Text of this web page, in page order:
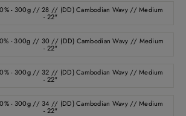
- 300g // 28 // (DD) Cambodian Wavy // Medium
- 22"
- 300g // 30 // (DD) Cambodian Wavy // Medium
- 22"
- 300g // 32 // (DD) Cambodian Wavy // Medium
- 22"
- 300g // 34 // (DD) Cambodian Wavy // Medium
- 22"